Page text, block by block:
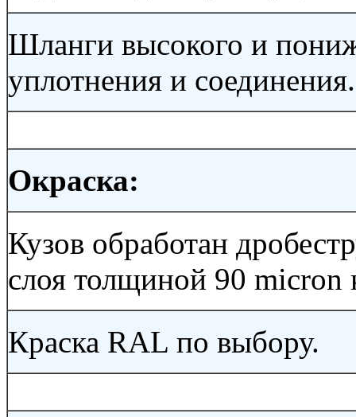
Шланги высокого и
уплотнения и соединения.
Окраска:
Кузов обработан
слоя толщиной 90
Краска RAL по выбору.